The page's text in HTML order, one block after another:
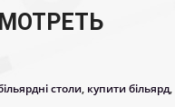
столи, купити більярд,